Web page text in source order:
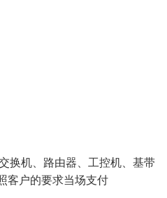
换机、路由器、工控机、基带
客户的要求当场支付